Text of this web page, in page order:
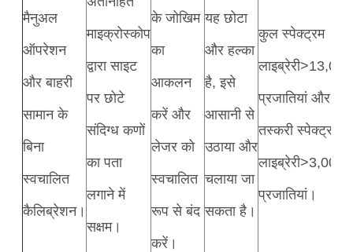
मैनुअल
ऑपरेशन
और बाहरी
सामान के
बिना
स्वचालित
कैलिब्रेशन।
माइक्रोस्कोप
द्वारा साइट
पर छोटे
संदिग्ध कणों
का पता
लगाने में
सक्षम।
के जोखिम
का
आकलन
करें और
लेजर को
स्वचालित
रूप से बंद
करें।
यह छोटा
और हल्का
है, इसे
आसानी से
उठाया और
चलाया जा
सकता है।
कुल स्पेक्ट्रम
लाइब्रेरी>13,000
प्रजातियां और
तस्करी स्पेक्ट्रम
लाइब्रेरी>3,000
प्रजातियां।